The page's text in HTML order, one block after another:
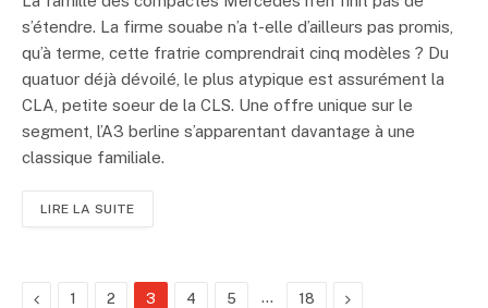
s’étendre. La firme souabe n’a t-elle d’ailleurs pas promis,
qu’à terme, cette fratrie comprendrait cinq modèles ? Du
quatuor déjà dévoilé, le plus atypique est assurément la
CLA, petite soeur de la CLS. Une offre unique sur le
segment, l’A3 berline s’apparentant davantage à une
classique familiale.
LIRE LA SUITE
Previous
1 2 3 4 5 … 18 Next